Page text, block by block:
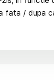
fata / dupa